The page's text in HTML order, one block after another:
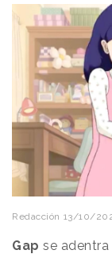
Redacción 13/10/
Gap se